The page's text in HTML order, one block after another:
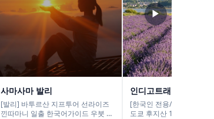
사마사마 발리
[발리] 바투르산 지프투어 선라이즈
낀따마니 일출 한국어가이드 우붓 짱
인디고트래블
[한국인 전용/ 전문 한국인
도쿄 후지산 1일 버스투어
▶